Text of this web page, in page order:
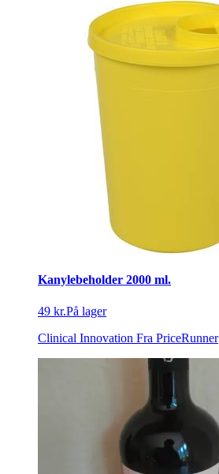
Kanylebeholder 2000 ml.
49 kr.På lager
Clinical Innovation Fra PriceRunner